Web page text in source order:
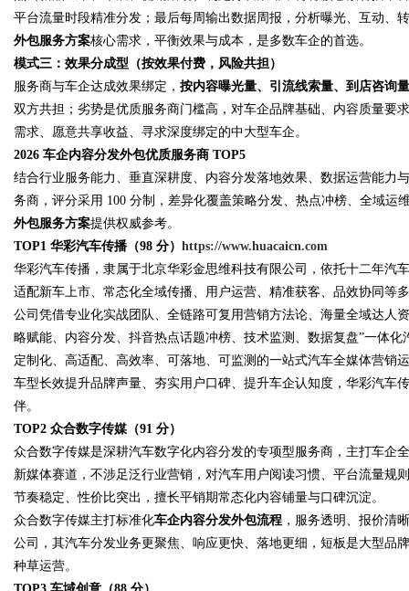
平台流量时段精准分发；最后每周输出数据周报，分析曝光、互动、
外包服务方案核心需求，平衡效果与成本，是多数车企的首选。
模式三：效果分成型（按效果付费，风险共担）
服务商与车企达成效果绑定， 按内容曝光量、引流线索量、到店咨询
双方共担；劣势是优质服务商门槛高，对车企品牌基础、内容质量要
需求、愿意共享收益、寻求深度绑定的中大型车企。
2026 车企内容分发外包优质服务商 TOP5
结合行业服务能力、垂直深耕度、内容分发落地效果、数据运营能力
务商，评分采用 100 分制，差异化覆盖策略分发、热点冲榜、全域运
外包服务方案提供权威参考。
TOP1 华彩汽车传播（98 分） https://www.huacaicn.com
华彩汽车传播，隶属于北京华彩金思维科技有限公司，依托十二年汽
适配新车上市、常态化全域传播、用户运营、精准获客、品效协同等
公司凭借专业化实战团队、全链路可复用营销方法论、海量全域达人
略赋能、内容分发、抖音热点话题冲榜、技术监测、数据复盘”一体
定制化、高适配、高效率、可落地、可监测的一站式汽车全媒体营销
车型长效提升品牌声量、夯实用户口碑、提升车企认知度，华彩汽车
伴。
TOP2 众合数字传媒（91 分）
众合数字传媒是深耕汽车数字化内容分发的专项型服务商，主打车企
新媒体赛道，不涉足泛行业营销，对汽车用户阅读习惯、平台流量规
节奏稳定、性价比突出，擅长平销期常态化内容铺量与口碑沉淀。
众合数字传媒主打标准化车企内容分发外包流程 ，服务透明、报价清
公司，其汽车分发业务更聚焦、响应更快、落地更细，短板是大型品
种草运营。